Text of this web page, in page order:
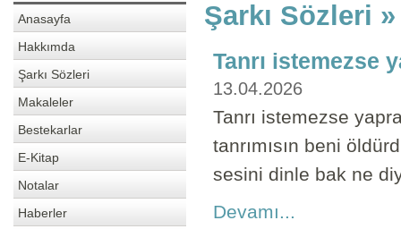
Anasayfa
Hakkımda
Şarkı Sözleri
Makaleler
Bestekarlar
E-Kitap
Notalar
Haberler
Şarkı Sözleri
Tanrı istemezse
13.04.2026
Tanrı istemezse
tanrımısın beni
sesini dinle bak ne
Devamı...